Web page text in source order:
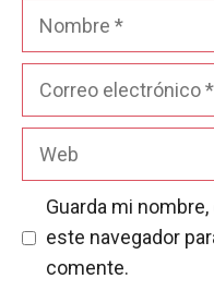
Nombre
Guarda mi
este navegador
comente.